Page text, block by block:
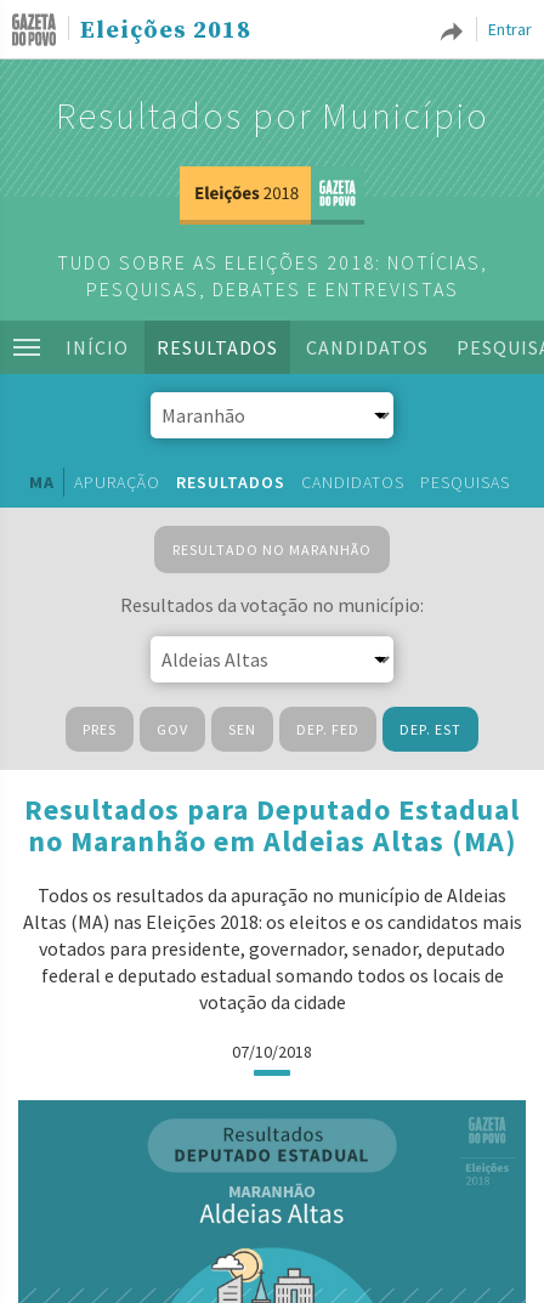
Entrar
Eleições 2018
Resultados por Município
TUDO SOBRE AS ELEIÇÕES 2018: NOTÍCIAS,
PESQUISAS, DEBATES E ENTREVISTAS
INÍCIO RESULTADOS CANDIDATOS
MA APURAÇÃO RESULTADOS CANDIDATOS PESQUISAS
RESULTADO NO MARANHÃO
Resultados da votação no município:
PRES GOV SEN DEP. FED DEP. EST
Resultados para Deputado Estadual
no Maranhão em Aldeias Altas (MA)
Todos os resultados da apuração no município de Aldeias
Altas (MA) nas Eleições 2018: os eleitos e os candidatos mais
votados para presidente, governador, senador, deputado
federal e deputado estadual somando todos os locais de
votação da cidade
07/10/2018